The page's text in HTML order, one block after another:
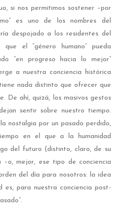
si nos permitimos sostener –por
es uno de los nombres del
despojado a los residentes del
el “género humano” pueda
“en progreso hacia lo mejor”
a nuestra conciencia histórica
nada distinto que ofrecer que
De ahí, quizá, los masivos gestos
sentir sobre nuestro tiempo.
nostalgia por un pasado perdido,
en el que a la humanidad
del futuro (distinto, claro, de su
–o, mejor, ese tipo de conciencia
del día para nosotros: la idea
es, para nuestra conciencia post-